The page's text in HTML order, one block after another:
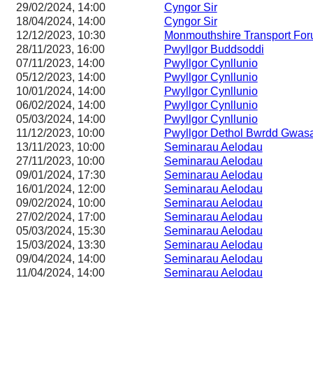
29/02/2024, 14:00 Cyngor Sir
18/04/2024, 14:00 Cyngor Sir
12/12/2023, 10:30
Monmouthshire Transport
28/11/2023, 16:00
Pwyllgor Buddsoddi
07/11/2023, 14:00 Pwyllgor Cynllunio
05/12/2023, 14:00 Pwyllgor Cynllunio
10/01/2024, 14:00 Pwyllgor Cynllunio
06/02/2024, 14:00 Pwyllgor Cynllunio
05/03/2024, 14:00 Pwyllgor Cynllunio
11/12/2023, 10:00
Pwyllgor Dethol Bwrdd
13/11/2023, 10:00
Seminarau Aelodau
27/11/2023, 10:00 Seminarau Aelodau
09/01/2024, 17:30 Seminarau Aelodau
16/01/2024, 12:00 Seminarau Aelodau
09/02/2024, 10:00 Seminarau Aelodau
27/02/2024, 17:00 Seminarau Aelodau
05/03/2024, 15:30 Seminarau Aelodau
15/03/2024, 13:30 Seminarau Aelodau
09/04/2024, 14:00 Seminarau Aelodau
11/04/2024, 14:00 Seminarau Aelodau